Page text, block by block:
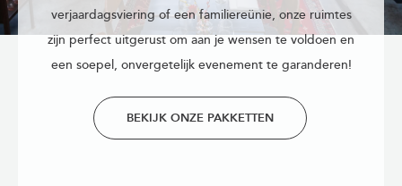
verjaardagsviering of een familiereünie, onze ruimtes
zijn perfect uitgerust om aan je wensen te voldoen en
een soepel, onvergetelijk evenement te garanderen!
BEKIJK ONZE PAKKETTEN